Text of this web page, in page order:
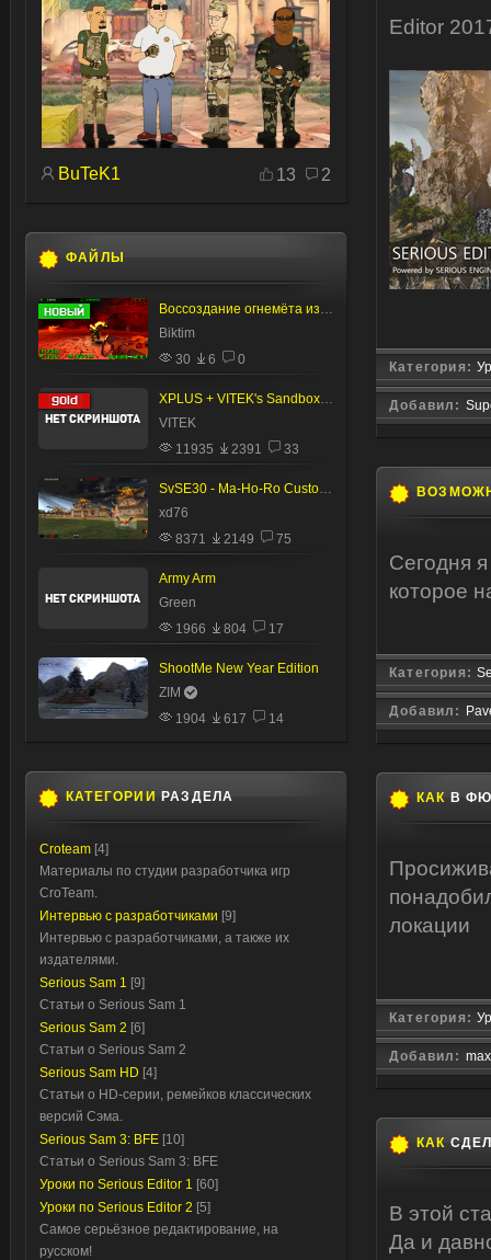
Editor
Категория:
Добавил:
Сегодня
которое
Категория:
Добавил:
КАК В
локации
Категория:
Добавил:
КАК
В этой
Да и
BuTeK1 13 2
ФАЙЛЫ
Воссоздание огнемёта из альфа-версии SS:TSE
Biktim
30
6 0
XPLUS + VITEK's Sandbox v1.0
VITEK
11935
2391 33
SvSE30 - Ma-Ho-Ro Custom Levels
xd76
8371
2149 75
Army Arm
Green
1966
804 17
ShootMe New Year Edition
ZIM
1904
617 14
КАТЕГОРИИ РАЗДЕЛА
Croteam [4]
Материалы по студии разработчика игр
CroTeam.
Интервью с разработчиками [9]
Интервью с разработчиками, а также их
издателями.
Serious Sam 1 [9]
Статьи о Serious Sam 1
Serious Sam 2 [6]
Статьи о Serious Sam 2
Serious Sam HD [4]
Статьи о HD-серии, ремейков классических
версий Сэма.
Serious Sam 3: BFE [10]
Статьи о Serious Sam 3: BFE
Уроки по Serious Editor 1 [60]
Уроки по Serious Editor 2 [5]
Самое серьёзное редактирование, на
русском!